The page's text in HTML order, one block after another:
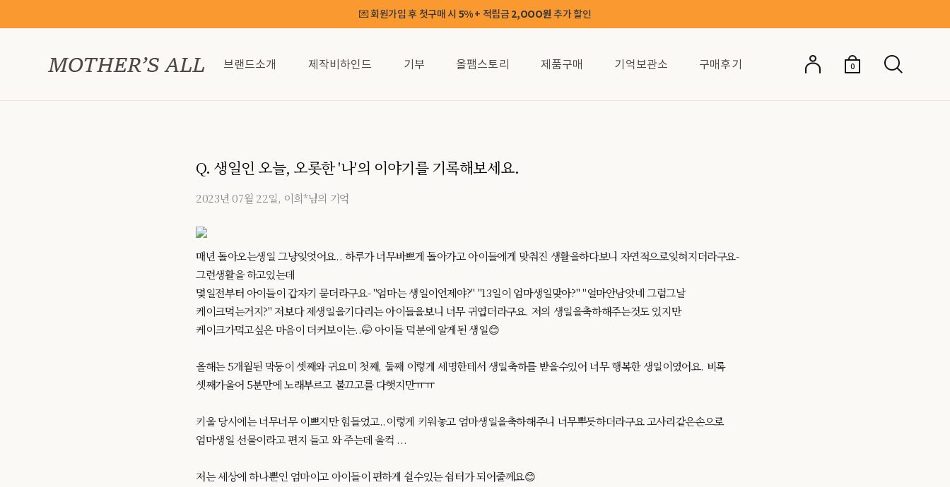
💌 회원가입 후 첫구매 시 5%+ 적립금2,OOO원추가 할인
브랜드소개 제작비하인드 기부 올팸스토리 제품구매 기억보관소 구매후기 0
Q. 생일인 오늘, 오롯한 '나'의 이야기를 기록해보세요.
2023년 07월 22일, 이희*님의 기억
매년 돌아오는생일 그냥잊엇어요.. 하루가 너무바쁘게 돌아가고 아이들에게 맞춰진 생활을하다보니 자연적으로잊혀지더라구요-
그런생활을 하고있는데
몇일전부터 아이들이 갑자기 묻더라구요- "엄마는 생일이언제야?" "13일이 엄마생일맞아?" "얼마안남앗네 그럼그날
케이크먹는거지?" 저보다 제생일을기다리는 아이들을보니 너무 귀엽더라구요. 저의 생일을축하해주는것도 있지만
케이크가먹고싶은 마음이 더커보이는..🤭 아이들 덕분에 알게된 생일😊
올해는 5개월된 막둥이 셋째와 귀요미 첫째, 둘째 이렇게 세명한테서 생일축하를 받을수있어 너무 행복한 생일이였어요. 비록
셋째가울어 5분만에 노래부르고 불끄고를 다햇지만ㅠㅠ
키울 당시에는 너무너무 이쁘지만 힘들었고..이렇게 키워놓고 엄마생일을축하해주니 너무뿌듯하더라구요 고사리같은손으로
엄마생일 선물이라고 편지 들고 와 주는데 울컥 ...
저는 세상에 하나뿐인 엄마이고 아이들이 편하게 쉴수있는 쉼터가 되어줄께요😊